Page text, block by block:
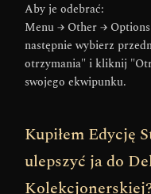
Aby je odebrać:
Menu → Other →
następnie wybierz
otrzymania" i kliknij
swojego ekwipunku.
Kupiłem Edycję
ulepszyć ja do